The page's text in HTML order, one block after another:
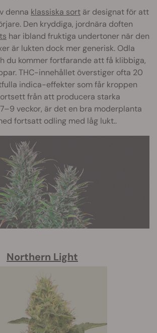
denna klassiska sort är designat för att
Den kryddiga, jordnära doften
har ibland fruktiga undertoner när den
är lukten dock mer generisk. Odla
du kommer fortfarande att få klibbiga,
THC-innehållet överstiger ofta 20
indica-effekter som får kroppen
från att producera starka
veckor, är det en bra moderplanta
fortsatt odling med låg lukt..
Northern Light